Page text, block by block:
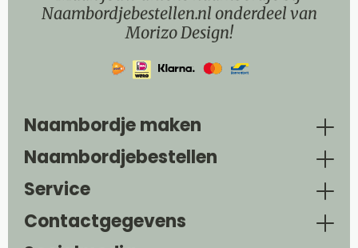
Naambordjebestellen.nl onderdeel van
Morizo Design!
Naambordje maken
Naambordjebestellen
Service
Contactgegevens